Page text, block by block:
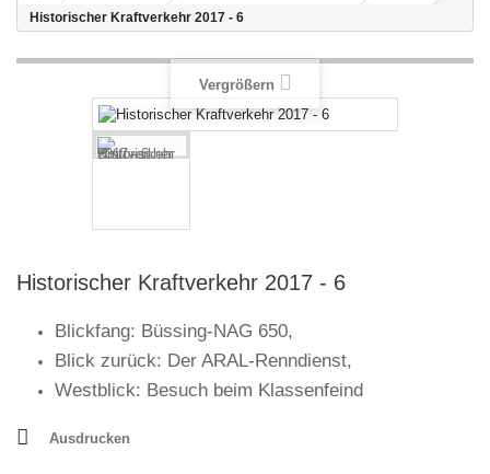
Historischer Kraftverkehr 2017 - 6
Vergrößern
Historischer Kraftverkehr 2017 - 6
Blickfang: Büssing-NAG 650,
Blick zurück: Der ARAL-Renndienst,
Westblick: Besuch beim Klassenfeind
Ausdrucken